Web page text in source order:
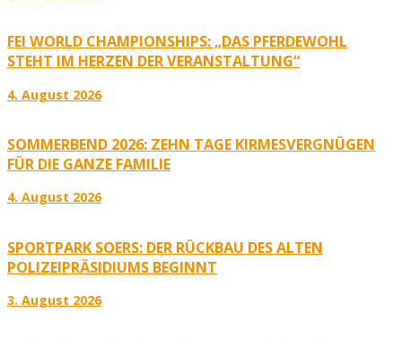
FEI WORLD CHAMPIONSHIPS: „DAS PFERDEWOHL
STEHT IM HERZEN DER VERANSTALTUNG“
4. August 2026
SOMMERBEND 2026: ZEHN TAGE KIRMESVERGNÜGEN
FÜR DIE GANZE FAMILIE
4. August 2026
SPORTPARK SOERS: DER RÜCKBAU DES ALTEN
POLIZEIPRÄSIDIUMS BEGINNT
3. August 2026